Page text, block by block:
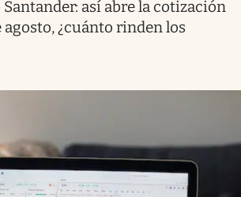
Santander: así abre la cotización
agosto, ¿cuánto rinden los